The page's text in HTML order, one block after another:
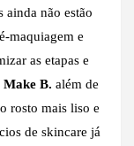
ainda não estão
maquiagem e
as etapas e
Make B. além de
rosto mais liso e
de skincare já